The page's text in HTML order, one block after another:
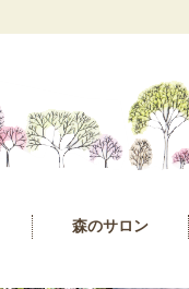
森のサロン